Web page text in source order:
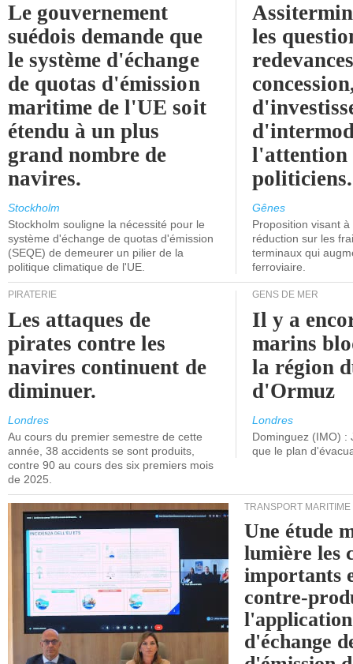
Le gouvernement
suédois demande que
le système d'échange
de quotas d'émission
maritime de l'UE soit
étendu à un plus
grand nombre de
navires.
Stockholm
Stockholm souligne la nécessité pour le
système d'échange de quotas d'émission
(SEQE) de demeurer un pilier de la
politique climatique de l'UE.
les
l'attention
politiciens.
Gênes
Proposition visant
réduction sur les
terminaux qui
ferroviaire.
PIRATERIE
Les attaques de
pirates contre les
navires continuent de
diminuer.
Londres
Au cours du premier semestre de cette
année, 38 accidents se sont produits,
contre 90 au cours des six premiers mois
de 2025.
GENS DE MER
Il y a
marins
la région
d'Ormuz
Londres
Dominguez (IMO) :
que le plan
TRANSPORT MARITIME
Une étude
lumière les
importants
contre-
d'échange